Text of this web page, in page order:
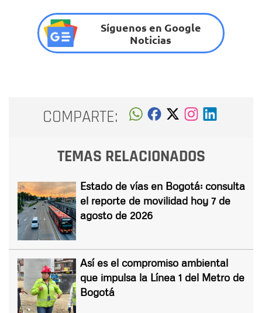
Síguenos en Google
Noticias
COMPARTE:
TEMAS RELACIONADOS
Estado de vías en Bogotá: consulta
el reporte de movilidad hoy 7 de
agosto de 2026
Así es el compromiso ambiental
que impulsa la Línea 1 del Metro de
Bogotá